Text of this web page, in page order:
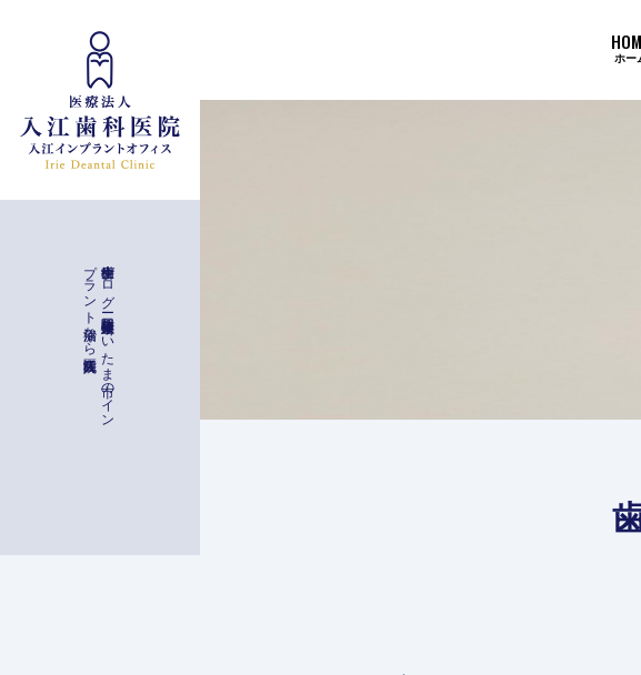
歯科衛生士ブ
ロ
グ
ー
与野駅徒歩二分
埼玉県さ
い
た
ま
市の
イ
ン
プ
ラ
ン
ト
治療な
ら
入江歯科医院
ホー